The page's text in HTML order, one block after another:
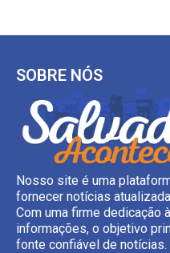
SOBRE NÓS
Nosso site é uma
fornecer notícias
Com uma firme dedicação
informações, o objetivo
fonte confiável de notícias.